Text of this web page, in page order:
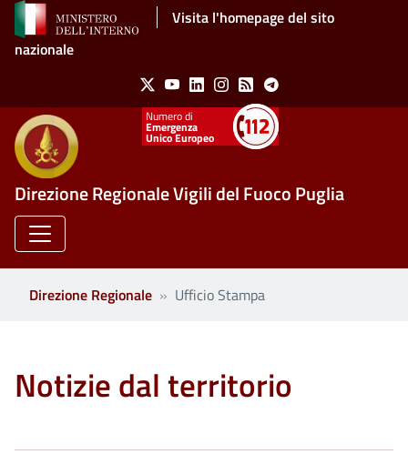
Salta al contenuto principaleVisita l'homepage del sito
nazionale
Social Menu
X YoutubeLinkedinInstagram
Feed Telegram
Emergenza
Unico Europeo
Direzione Regionale Vigili del Fuoco Puglia
Direzione Regionale Ufficio Stampa
Notizie dal territorio